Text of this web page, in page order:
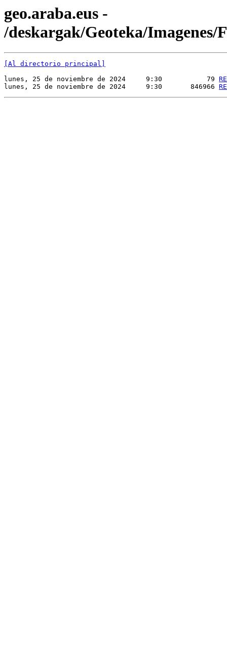
geo.araba.eus -
/deskargak/Geoteka/Imagenes/
[Al directorio principal]
lunes, 25 de noviembre de 2024     9:30           79
lunes, 25 de noviembre de 2024     9:30       846966